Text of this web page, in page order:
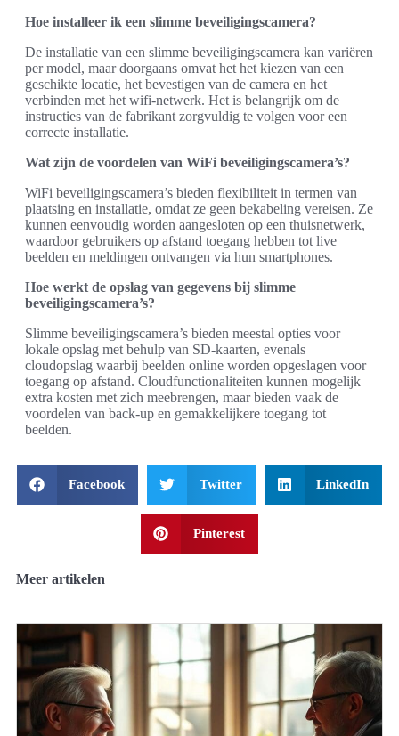
Hoe installeer ik een slimme beveiligingscamera?
De installatie van een slimme beveiligingscamera kan variëren
per model, maar doorgaans omvat het het kiezen van een
geschikte locatie, het bevestigen van de camera en het
verbinden met het wifi-netwerk. Het is belangrijk om de
instructies van de fabrikant zorgvuldig te volgen voor een
correcte installatie.
Wat zijn de voordelen van WiFi beveiligingscamera’s?
WiFi beveiligingscamera’s bieden flexibiliteit in termen van
plaatsing en installatie, omdat ze geen bekabeling vereisen. Ze
kunnen eenvoudig worden aangesloten op een thuisnetwerk,
waardoor gebruikers op afstand toegang hebben tot live
beelden en meldingen ontvangen via hun smartphones.
Hoe werkt de opslag van gegevens bij slimme
beveiligingscamera’s?
Slimme beveiligingscamera’s bieden meestal opties voor
lokale opslag met behulp van SD-kaarten, evenals
cloudopslag waarbij beelden online worden opgeslagen voor
toegang op afstand. Cloudfunctionaliteiten kunnen mogelijk
extra kosten met zich meebrengen, maar bieden vaak de
voordelen van back-up en gemakkelijkere toegang tot
beelden.
Facebook Twitter LinkedIn
Pinterest
Meer artikelen